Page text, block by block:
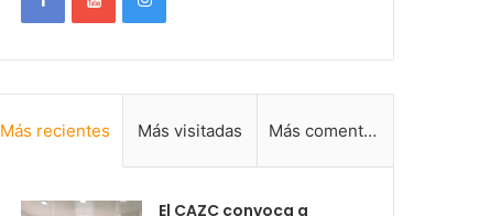
Más recientes Más visitadas Más comentadas
El CAZC convoca a